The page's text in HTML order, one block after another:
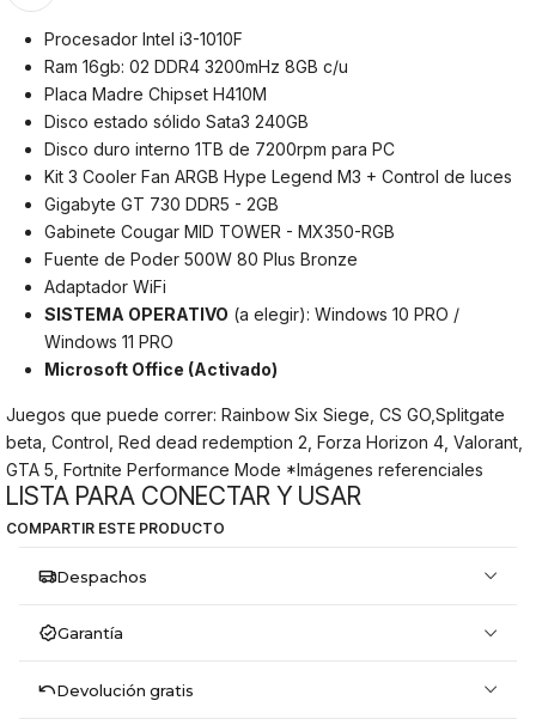
Procesador Intel i3-1010F
Ram 16gb: 02 DDR4 3200mHz 8GB c/u
Placa Madre Chipset H410M
Disco estado sólido Sata3 240GB
Disco duro interno 1TB de 7200rpm para PC
Kit 3 Cooler Fan ARGB Hype Legend M3 + Control de luces
Gigabyte GT 730 DDR5 - 2GB
Gabinete Cougar MID TOWER - MX350-RGB
Fuente de Poder 500W 80 Plus Bronze
Adaptador WiFi
SISTEMA OPERATIVO (a elegir): Windows 10 PRO /
Windows 11 PRO
Microsoft Office (Activado)
Juegos que puede correr: Rainbow Six Siege, CS GO,Splitgate
beta, Control, Red dead redemption 2, Forza Horizon 4, Valorant,
GTA 5, Fortnite Performance Mode *Imágenes referenciales
LISTA PARA CONECTAR Y USAR
COMPARTIR ESTE PRODUCTO
Despachos
Garantía
Devolución gratis